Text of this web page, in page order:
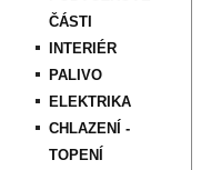
ČÁSTI
INTERIÉR
PALIVO
ELEKTRIKA
CHLAZENÍ -
TOPENÍ